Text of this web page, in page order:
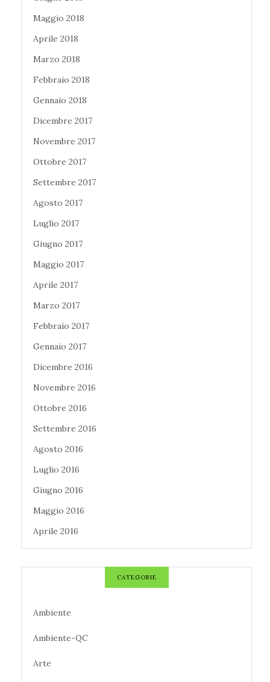
Maggio 2018
Aprile 2018
Marzo 2018
Febbraio 2018
Gennaio 2018
Dicembre 2017
Novembre 2017
Ottobre 2017
Settembre 2017
Agosto 2017
Luglio 2017
Giugno 2017
Maggio 2017
Aprile 2017
Marzo 2017
Febbraio 2017
Gennaio 2017
Dicembre 2016
Novembre 2016
Ottobre 2016
Settembre 2016
Agosto 2016
Luglio 2016
Giugno 2016
Maggio 2016
Aprile 2016
CATEGORIE
Ambiente
Ambiente-QC
Arte